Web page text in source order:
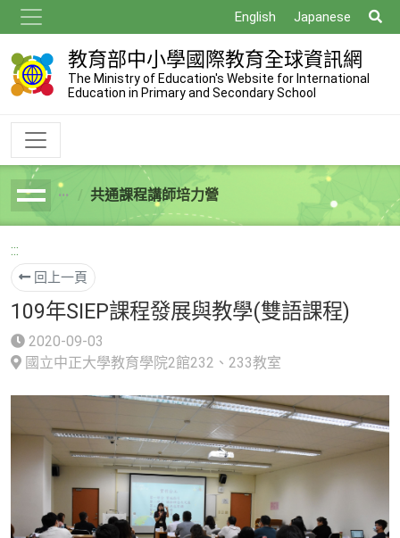
到
主
要
內
English Japanese
尋
教育部中小學國際教育全球資訊網
The Ministry of Education's Website for International
Education in Primary and Secondary School
breadcrumb共通課程講師培力營
:::
回上一頁
109年SIEP課程發展與教學(雙語課程)
2020-09-03
國立中正大學教育學院2館232、233教室